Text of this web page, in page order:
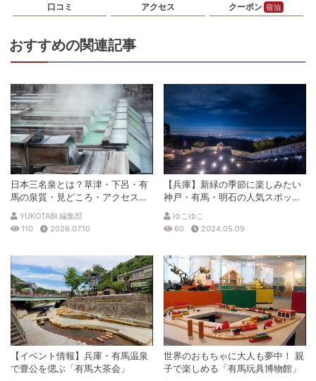
有馬山叢 御所別墅（ありまさんそう
- 点 (全-件)
円〜 （税込）
客室は全１０棟・全室スイートルーム。すべての客室風呂には、御所泉源
および妬泉源の有馬温泉が引き湯されています。有馬に静かにたたずむ大
人の隠れ家です。
口コミ アクセス クーポン 宿泊
おすすめの関連記事
日本三名泉とは？草津・下呂・有
馬の泉質・見どころ・アクセスを
徹底解説
YUKOTABI 編集部
110
2026.07.10
【兵庫】新緑の季節に楽しみたい
神戸・有馬・明石の人気スポット
3選
ゆこゆこ
60
2024.05.09
【イベント情報】兵庫・有馬温泉
で豊公を偲ぶ「有馬大茶会」
世界のおもちゃに大人も夢中！ 親
子で楽しめる「有馬玩具博物館」